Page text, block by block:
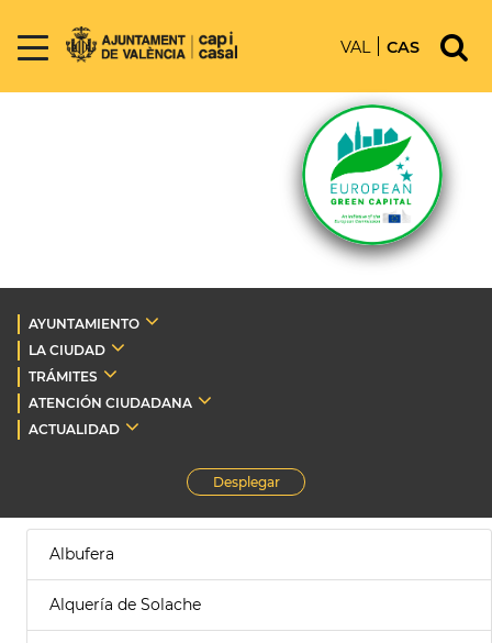
VAL CAS
AYUNTAMIENTO
LA CIUDAD
TRÁMITES
ATENCIÓN CIUDADANA
ACTUALIDAD
Desplegar
Albufera
Alquería de Solache